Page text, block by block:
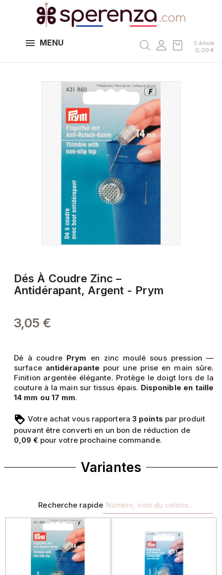
MENU 0 Article
0,00 €
Dés À Coudre Zinc –
Antidérapant, Argent - Prym
3,05 €
Dé à coudre Prym en zinc moulé sous pression —
surface antidérapante pour une prise en main sûre.
Finition argentée élégante. Protège le doigt lors de la
couture à la main sur tissus épais. Disponible en taille
14 mm ou 17 mm.
Votre achat vous rapportera 3 points par produit
pouvant être converti en un bon de réduction de
0,09 € pour votre prochaine commande.
Variantes
Recherche rapide